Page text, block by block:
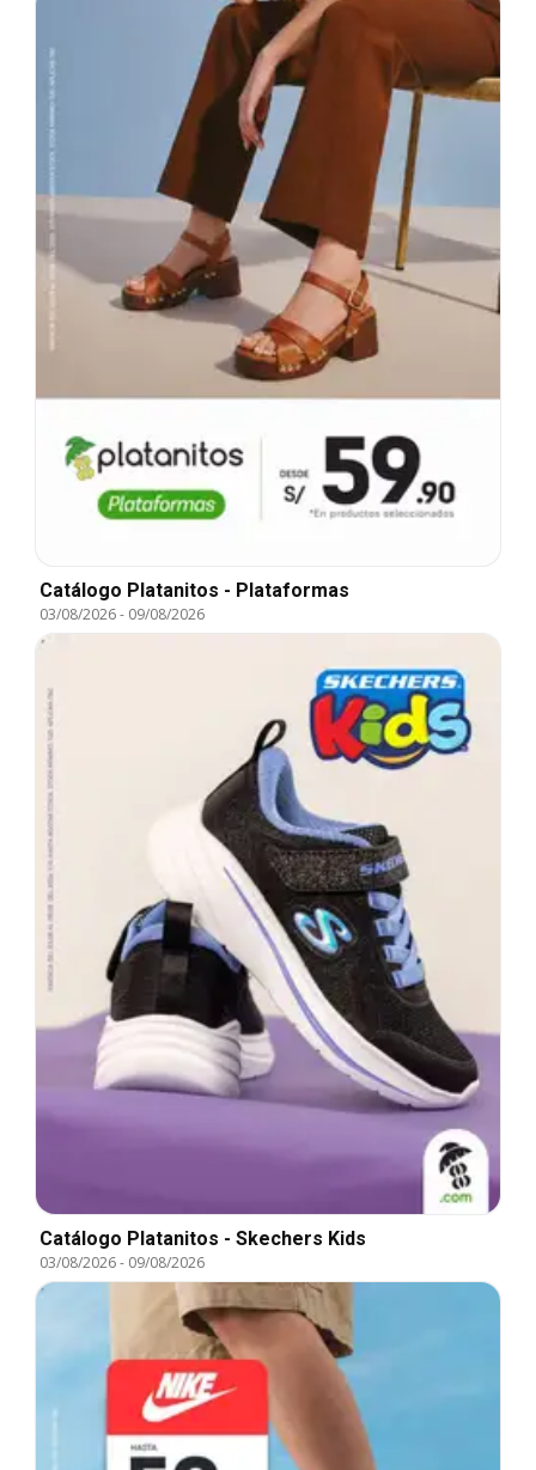
Catálogo Platanitos - Plataformas
03/08/2026- 09/08/2026
Catálogo Platanitos - Skechers Kids
03/08/2026- 09/08/2026